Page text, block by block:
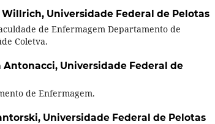
Willrich, Universidade Federal de Pelotas
de Enfermagem Departamento de
Coletva.
Antonacci, Universidade Federal de
de Enfermagem.
Universidade Federal de Pelotas